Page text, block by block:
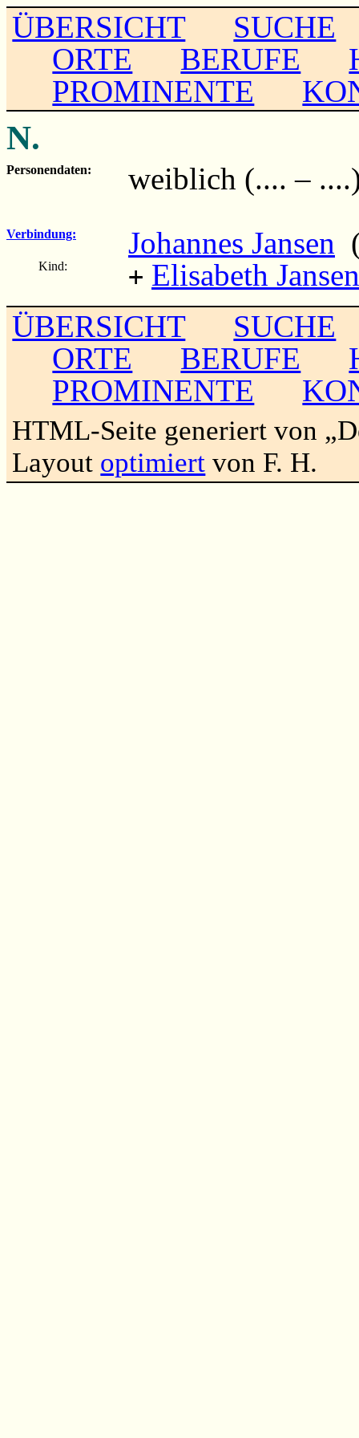
ÜBERSICHT
SUCHE
ORTE
BERUFE
PROMINENTE
N.
Personendaten: weiblich (.... –
Verbindung: Johannes Jansen
Kind: + Elisabeth Jansen
ÜBERSICHT
SUCHE
ORTE
BERUFE
PROMINENTE
HTML-Seite generiert von
Layout optimiert von F. H.